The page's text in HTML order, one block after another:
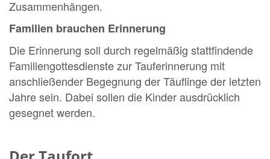
Zusammenhängen.
Familien brauchen Erinnerung
Die Erinnerung soll durch regelmäßig stattfindende
Familiengottesdienste zur Tauferinnerung mit
anschließender Begegnung der Täuflinge der letzten
Jahre sein. Dabei sollen die Kinder ausdrücklich
gesegnet werden.